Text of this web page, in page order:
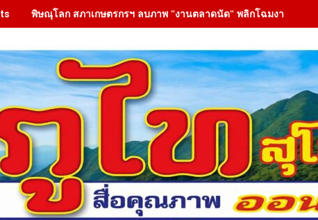
พิษณุโลก สภาเกษตรกรฯ ลบภาพ "งานตลาดนัด" พลิกโฉมงาน "เกษ